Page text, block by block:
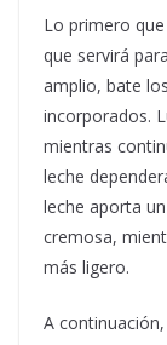
Lo primero
que servirá
amplio, bate
incorporados.
mientras
leche
leche aporta
cremosa,
más ligero.
A